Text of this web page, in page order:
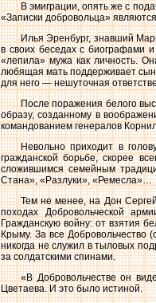
В эмиграции, опять же с
«Записки добровольца»
Илья Эренбург, знавший
в своих беседах с биографами
«лепила» мужа как личность.
любящая мать поддерживает
для него — нешуточная
После поражения белого
образу, созданному в
командованием генералов
Невольно приходит в
гражданской борьбе, скорее
сложившимся семейным
Стана», «Разлуки», «Ремесла»…
Тем не менее, на Дон
походах Добровольческой
Гражданскую войну: от взятия
Крыму. За все
никогда не служил в тыловых
за солдатскими спинами.
«В Добровольчестве он
Цветаева. И это было истиной.